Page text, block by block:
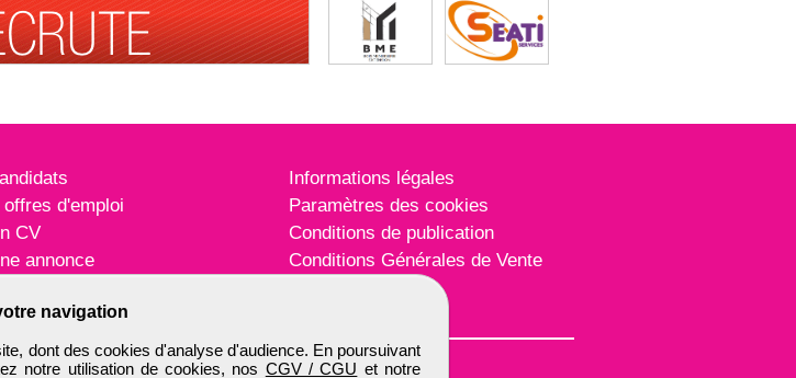
navigation
dont des cookies d'analyse d'audience. En poursuivant
notre utilisation de cookies, nos CGV / CGU et notre
d'emploi
CV
annonce
Informations légales
Paramètres des cookies
Conditions de publication
Conditions Générales de Vente